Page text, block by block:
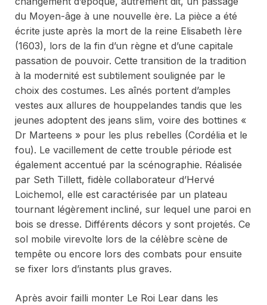
du Moyen-âge à une nouvelle ère. La pièce a été
écrite juste après la mort de la reine Elisabeth Ière
(1603), lors de la fin d’un règne et d’une capitale
passation de pouvoir. Cette transition de la tradition
à la modernité est subtilement soulignée par le
choix des costumes. Les aînés portent d’amples
vestes aux allures de houppelandes tandis que les
jeunes adoptent des jeans slim, voire des bottines «
Dr Marteens » pour les plus rebelles (Cordélia et le
fou). Le vacillement de cette trouble période est
également accentué par la scénographie. Réalisée
par Seth Tillett, fidèle collaborateur d’Hervé
Loichemol, elle est caractérisée par un plateau
tournant légèrement incliné, sur lequel une paroi en
bois se dresse. Différents décors y sont projetés. Ce
sol mobile virevolte lors de la célèbre scène de
tempête ou encore lors des combats pour ensuite
se fixer lors d’instants plus graves.
Après avoir failli monter Le Roi Lear dans les